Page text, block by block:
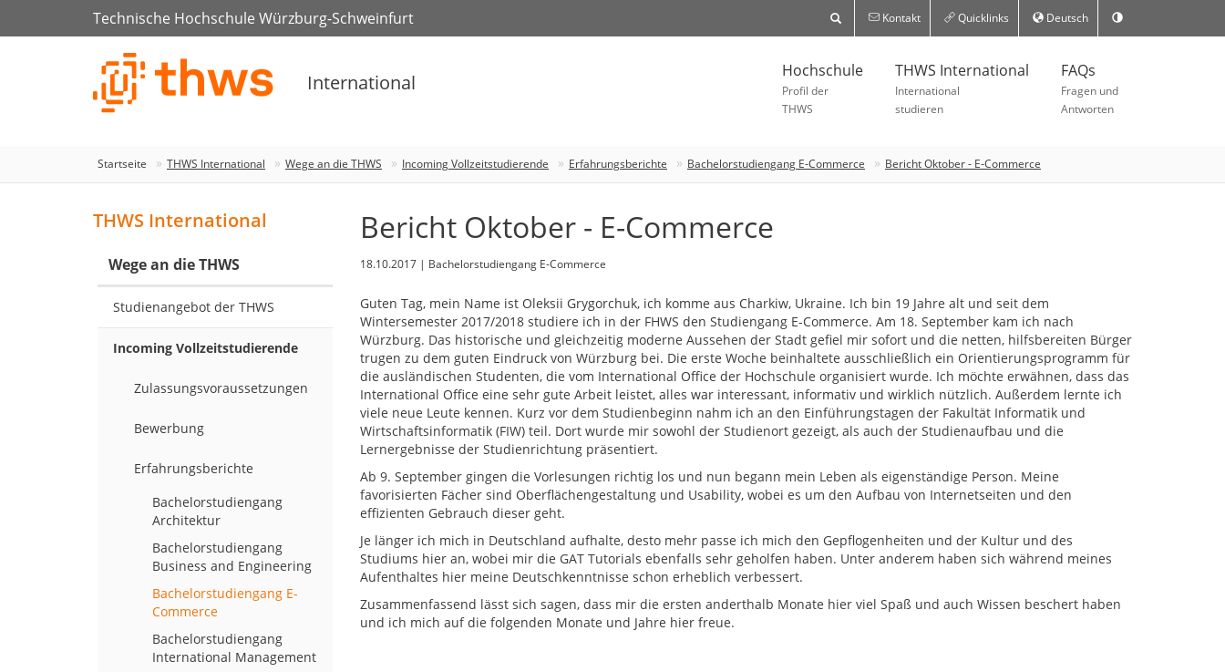
Technische Hochschule Würzburg-Schweinfurt Kontakt Quicklinks Deutsch
International
Hochschule
Profil der
THWS
THWS International
International
studieren
FAQs
Fragen und
Antworten
Startseite THWS International Wege an die THWS Incoming Vollzeitstudierende Erfahrungsberichte Bachelorstudiengang E-Commerce Bericht Oktober - E-Commerce
Bericht Oktober - E-Commerce
18.10.2017 | Bachelorstudiengang E-Commerce
Guten Tag, mein Name ist Oleksii Grygorchuk, ich komme aus Charkiw, Ukraine. Ich bin 19 Jahre alt und seit dem
Wintersemester 2017/2018 studiere ich in der FHWS den Studiengang E-Commerce. Am 18. September kam ich nach
Würzburg. Das historische und gleichzeitig moderne Aussehen der Stadt gefiel mir sofort und die netten, hilfsbereiten Bürger
trugen zu dem guten Eindruck von Würzburg bei. Die erste Woche beinhaltete ausschließlich ein Orientierungsprogramm für
die ausländischen Studenten, die vom International Office der Hochschule organisiert wurde. Ich möchte erwähnen, dass das
International Office eine sehr gute Arbeit leistet, alles war interessant, informativ und wirklich nützlich. Außerdem lernte ich
viele neue Leute kennen. Kurz vor dem Studienbeginn nahm ich an den Einführungstagen der Fakultät Informatik und
Wirtschaftsinformatik (FIW) teil. Dort wurde mir sowohl der Studienort gezeigt, als auch der Studienaufbau und die
Lernergebnisse der Studienrichtung präsentiert.
Ab 9. September gingen die Vorlesungen richtig los und nun begann mein Leben als eigenständige Person. Meine
favorisierten Fächer sind Oberflächengestaltung und Usability, wobei es um den Aufbau von Internetseiten und den
effizienten Gebrauch dieser geht.
Je länger ich mich in Deutschland aufhalte, desto mehr passe ich mich den Gepflogenheiten und der Kultur und des
Studiums hier an, wobei mir die GAT Tutorials ebenfalls sehr geholfen haben. Unter anderem haben sich während meines
Aufenthaltes hier meine Deutschkenntnisse schon erheblich verbessert.
Zusammenfassend lässt sich sagen, dass mir die ersten anderthalb Monate hier viel Spaß und auch Wissen beschert haben
und ich mich auf die folgenden Monate und Jahre hier freue.
THWS International
Wege an die THWS
Studienangebot der THWS
Incoming Vollzeitstudierende
Zulassungsvoraussetzungen
Bewerbung
Erfahrungsberichte
Bachelorstudiengang
Architektur
Bachelorstudiengang
Business and Engineering
Bachelorstudiengang E-
Commerce
Bachelorstudiengang
International Management